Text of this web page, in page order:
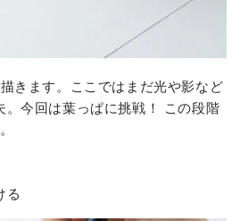
きます。ここではまだ光や影など
。今回は葉っぱに挑戦！ この段階
る